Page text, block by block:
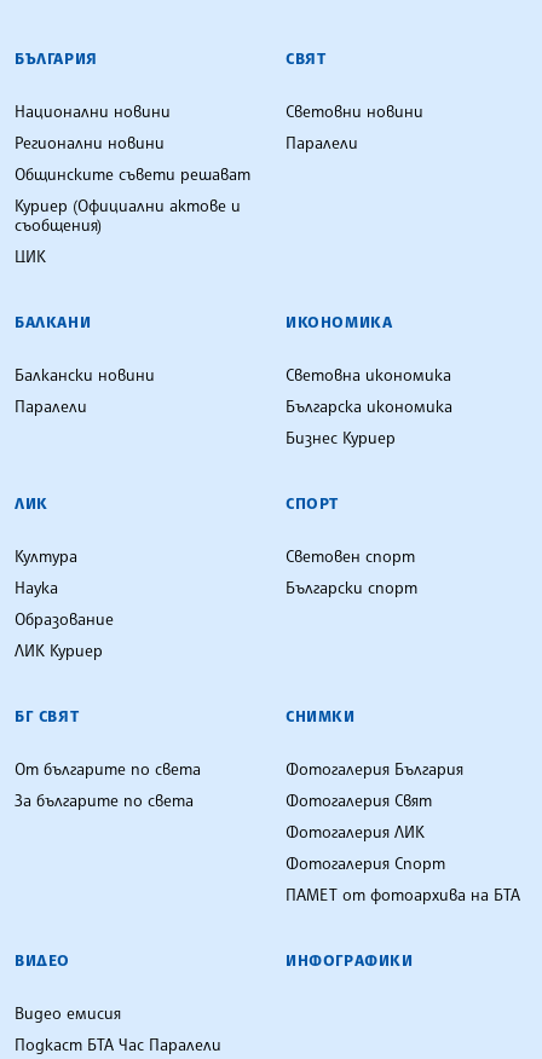
БЪЛГАРСКА ТЕЛЕГРАФНА АГЕНЦИЯ
БЪЛГАРИЯ
Национални новини
Регионални новини
Общинските съвети решават
Куриер (Официални актове и
съобщения)
ЦИК
СВЯТ
Световни новини
Паралели
БАЛКАНИ
Балкански новини
Паралели
ИКОНОМИКА
Световна икономика
Българска икономика
Бизнес Куриер
ЛИК
Култура
Наука
Образование
ЛИК Куриер
СПОРТ
Световен спорт
Български спорт
БГ СВЯТ
От българите по света
За българите по света
СНИМКИ
Фотогалерия България
Фотогалерия Свят
Фотогалерия ЛИК
Фотогалерия Спорт
ПАМЕТ от фотоархива на БТА
ВИДЕО
Видео емисия
Подкаст БТА Час Паралели
ИНФОГРАФИКИ